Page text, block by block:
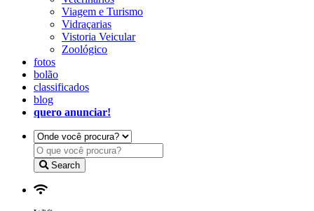
Viagem e Turismo
Vidraçarias
Vistoria Veicular
Zoológico
fotos
bolão
classificados
blog
quero anunciar!
Search